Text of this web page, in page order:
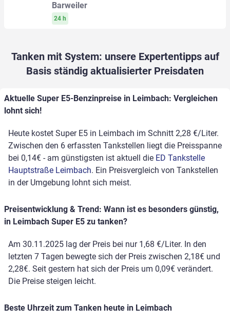
Barweiler
24 h
Tanken mit System: unsere Expertentipps auf
Basis ständig aktualisierter Preisdaten
Aktuelle Super E5-Benzinpreise in Leimbach: Vergleichen
lohnt sich!
Heute kostet Super E5 in Leimbach im Schnitt 2,28 €/Liter.
Zwischen den 6 erfassten Tankstellen liegt die Preisspanne
bei 0,14€ - am günstigsten ist aktuell die ED Tankstelle
Hauptstraße Leimbach. Ein Preisvergleich von Tankstellen
in der Umgebung lohnt sich meist.
Preisentwicklung & Trend: Wann ist es besonders günstig,
in Leimbach Super E5 zu tanken?
Am 30.11.2025 lag der Preis bei nur 1,68 €/Liter. In den
letzten 7 Tagen bewegte sich der Preis zwischen 2,18€ und
2,28€. Seit gestern hat sich der Preis um 0,09€ verändert.
Die Preise steigen leicht.
Beste Uhrzeit zum Tanken heute in Leimbach